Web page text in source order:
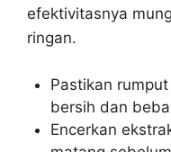
efektivitasnya
ringan.
Pastikan
bersih dan
Encerkan